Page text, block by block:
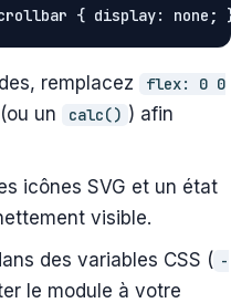
{ display: none;
remplacez
flex: 0 0
(ou un calc() ) afin
icônes SVG et un état
visible.
des variables CSS ( -
le module à votre